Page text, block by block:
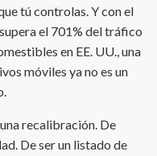
tú controlas. Y con el
el 701% del tráfico
en EE. UU., una
móviles ya no es un
recalibración. De
De ser un listado de